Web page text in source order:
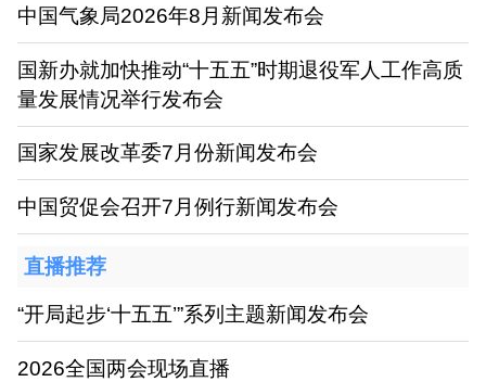
中国气象局2026年8月新闻发布会
国新办就加快推动“十五五”时期退役军人工作高质
量发展情况举行发布会
国家发展改革委7月份新闻发布会
中国贸促会召开7月例行新闻发布会
直播推荐
“开局起步‘十五五’”系列主题新闻发布会
2026全国两会现场直播